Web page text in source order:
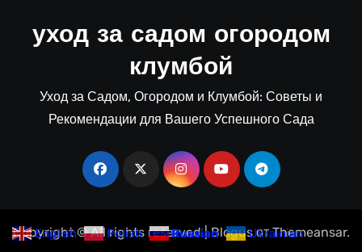
уход за садом огородом
клумбой
Уход за Садом, Огородом и Клумбой: Советы и
Рекомендации для Вашего Успешного Сада
Copyright © All rights reserved |BlogusотThemeansar.
English Polish Russian Ukrainian